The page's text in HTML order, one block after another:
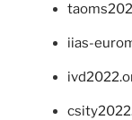
iias-